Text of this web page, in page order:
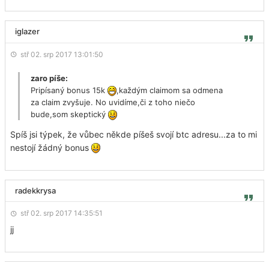
iglazer
stř 02. srp 2017 13:01:50
zaro píše:
Pripísaný bonus 15k
,každým claimom sa odmena
za claim zvyšuje. No uvidíme,či z toho niečo
bude,som skeptický
Spíš jsi týpek, že vůbec někde píšeš svojí btc adresu...za to mi
nestojí žádný bonus
radekkrysa
stř 02. srp 2017 14:35:51
jj